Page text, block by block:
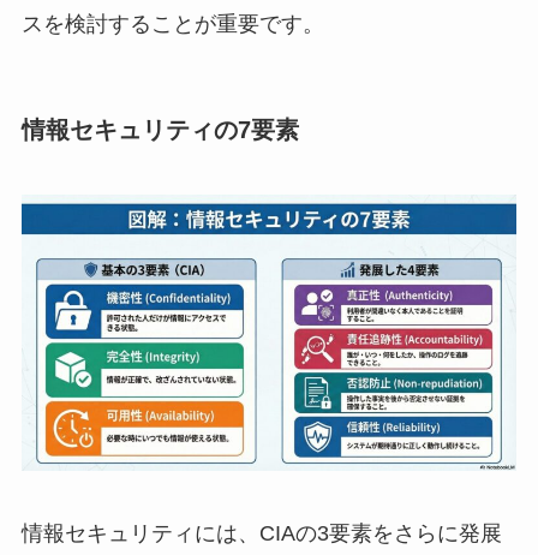
スを検討することが重要です。
情報セキュリティの7要素
情報セキュリティには、CIAの3要素をさらに発展